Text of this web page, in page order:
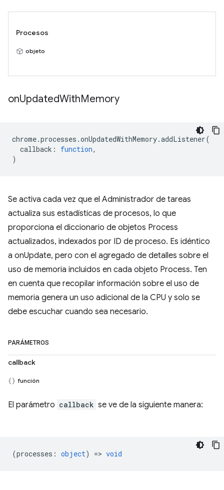
Procesos
objeto
onUpdatedWithMemory
chrome.processes .onUpdatedWithMemory.addListener(
callback : function,
)
Se activa cada vez que el Administrador de tareas
actualiza sus estadísticas de procesos, lo que
proporciona el diccionario de objetos Process
actualizados, indexados por ID de proceso. Es idéntico
a onUpdate, pero con el agregado de detalles sobre el
uso de memoria incluidos en cada objeto Process. Ten
en cuenta que recopilar información sobre el uso de
memoria genera un uso adicional de la CPU y solo se
debe escuchar cuando sea necesario.
PARÁMETROS
callback
función
El parámetro callback se ve de la siguiente manera:
(processes : object) => void